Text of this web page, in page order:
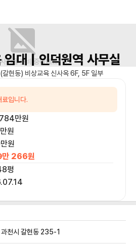
진을 준비 중이에요.
임대 | 인덕원역 사무실
현동) 비상교육 신사옥 6F, 5F 일부
입니다.
만원
원
원
266원
평
과천시 갈현동 235-1